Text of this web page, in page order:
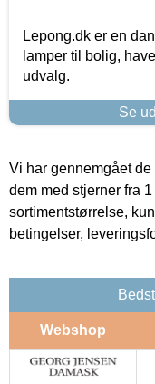
Lepong.dk er en
lamper til bolig,
udvalg.
Se
Vi har gennemgået
dem med stjerner fra
sortimentstørrelse,
betingelser,
Webshop